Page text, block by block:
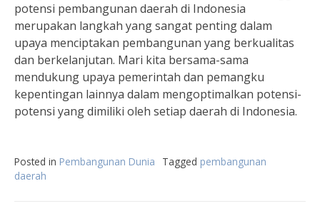
potensi pembangunan daerah di Indonesia
merupakan langkah yang sangat penting dalam
upaya menciptakan pembangunan yang berkualitas
dan berkelanjutan. Mari kita bersama-sama
mendukung upaya pemerintah dan pemangku
kepentingan lainnya dalam mengoptimalkan potensi-
potensi yang dimiliki oleh setiap daerah di Indonesia.
Posted in Pembangunan Dunia Tagged pembangunan
daerah